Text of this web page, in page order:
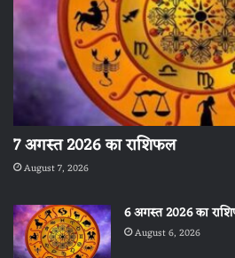
7 अगस्त 2026 का राशिफल
August 7, 2026
6 अगस्त 2026 का
August 6, 2026